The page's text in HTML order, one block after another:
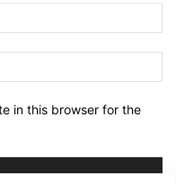
in this browser for the